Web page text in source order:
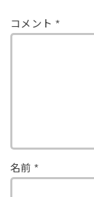
コメント *
名前 *